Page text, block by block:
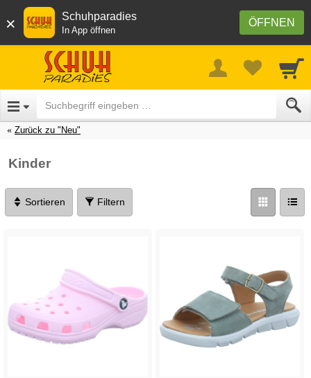
× ÖFFNEN
Schuhparadies
In App öffnen
Zurück zu "Neu"
Kinder
Sortieren Filtern